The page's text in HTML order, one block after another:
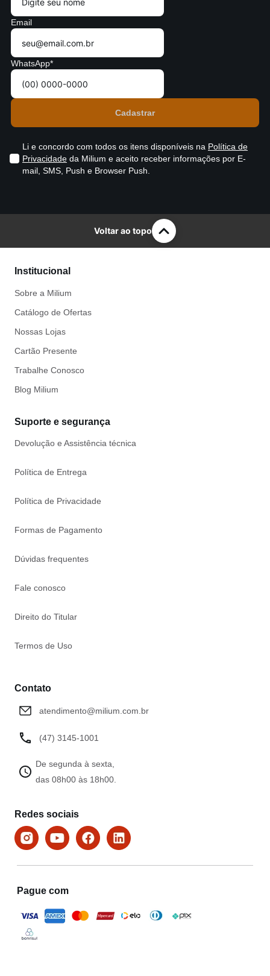
Email
WhatsApp*
Li e concordo com todos os itens disponíveis na Política de
Privacidade da Milium e aceito receber informações por E-
mail, SMS, Push e Browser Push.
Voltar ao topo
Institucional
Sobre a Milium
Catálogo de Ofertas
Nossas Lojas
Cartão Presente
Trabalhe Conosco
Blog Milium
Suporte e segurança
Devolução e Assistência técnica
Política de Entrega
Política de Privacidade
Formas de Pagamento
Dúvidas frequentes
Fale conosco
Direito do Titular
Termos de Uso
Contato
atendimento@milium.com.br
(47) 3145-1001
De segunda à sexta,
das 08h00 às 18h00.
Redes sociais
Pague com